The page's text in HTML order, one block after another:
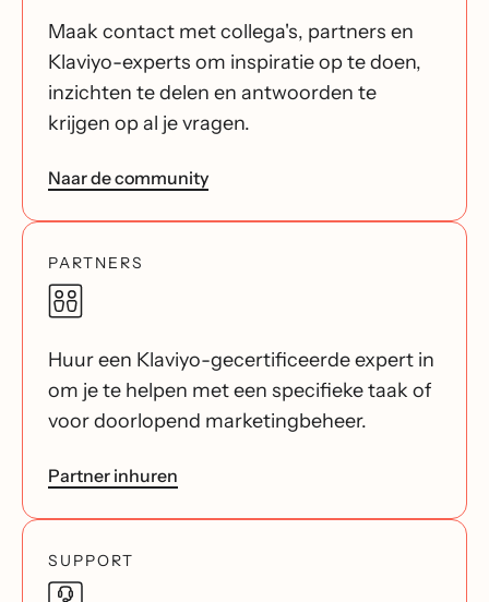
Maak contact met collega's, partners en
Klaviyo-experts om inspiratie op te doen,
inzichten te delen en antwoorden te
krijgen op al je vragen.
Naar de community
PARTNERS
Huur een Klaviyo-gecertificeerde expert in
om je te helpen met een specifieke taak of
voor doorlopend marketingbeheer.
Partner inhuren
SUPPORT